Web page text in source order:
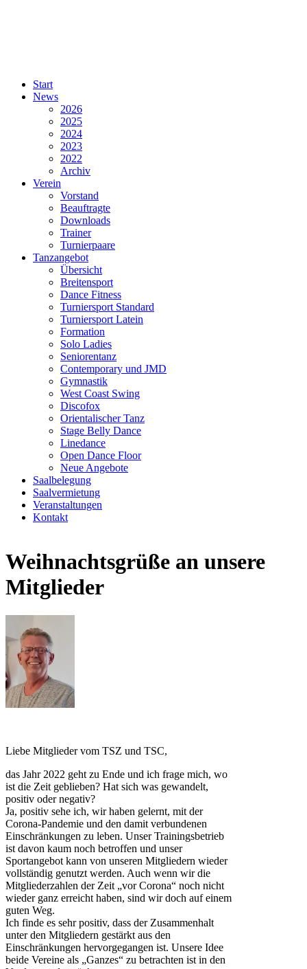
Start
News
2026
2025
2024
2023
2022
Archiv
Verein
Vorstand
Beauftragte
Downloads
Trainer
Turnierpaare
Tanzangebot
Übersicht
Breitensport
Dance Fitness
Turniersport Standard
Turniersport Latein
Formation
Solo Ladies
Seniorentanz
Contemporary und JMD
Gymnastik
West Coast Swing
Discofox
Orientalischer Tanz
Stage Belly Dance
Linedance
Open Dance Floor
Neue Angebote
Saalbelegung
Saalvermietung
Veranstaltungen
Kontakt
Weihnachtsgrüße an unsere
Mitglieder
Liebe Mitglieder vom TSZ und TSC,
das Jahr 2022 geht zu Ende und ich frage mich, wo
ist die Zeit geblieben? Hat sich was gewandelt,
positiv oder negativ?
Ja, positiv sehe ich, wir haben gelernt, mit der
Corona-Pandemie und den damit verbundenen
Einschränkungen zu leben. Unser Trainingsbetrieb
ist davon kaum noch betroffen und unser
Sportangebot kann von unseren Mitgliedern wieder
vollständig genutzt werden. Auch wenn wir die
Mitgliederzahlen der Zeit „vor Corona“ noch nicht
wieder ganz erreicht haben, sind wir doch auf einem
guten Weg.
Ich finde es sehr positiv, dass der Zusammenhalt
unter den Mitgliedern gestärkt aus den
Einschränkungen hervorgegangen ist. Unsere Idee
beide Vereine als „Ganzes“ zu betrachten ist in den